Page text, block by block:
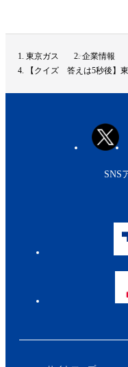
東京ガス 企業情報
【クイズ 答えは5秒後】
SNS